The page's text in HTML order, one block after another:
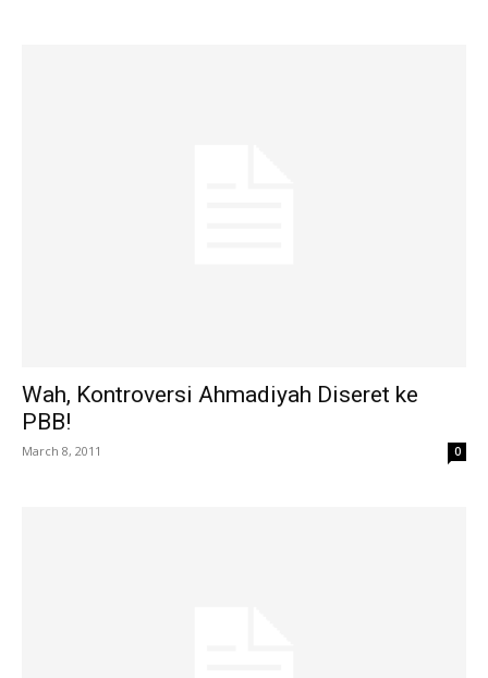
Wah, Kontroversi Ahmadiyah Diseret ke
PBB!
March 8, 2011 0